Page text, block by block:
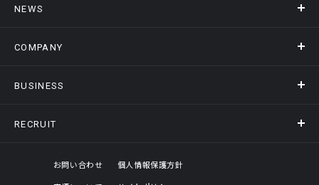
NEWS
ニュース
COMPANY
会社概要
オフィスギャラリー
BUSINESS
事業情報トップ
RECRUIT
採用情報トップ
お問い合わせ
個人情報保護方針